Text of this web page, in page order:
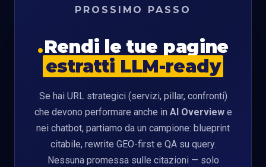
PROSSIMO PASSO
Rendi le tue pagine
estratti LLM-ready
Se hai URL strategici (servizi, pillar, confronti)
che devono performare anche in AI Overviewe
nei chatbot, partiamo da un campione: blueprint
citabile, rewrite GEO-first e QA su query.
Nessuna promessa sulle citazioni — solo